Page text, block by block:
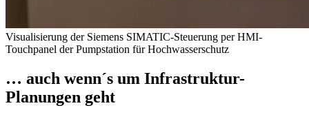
Visualisierung der Siemens SIMATIC-Steuerung per HMI-
Touchpanel der Pumpstation für Hochwasserschutz
… auch wenn´s um Infrastruktur-
Planungen geht